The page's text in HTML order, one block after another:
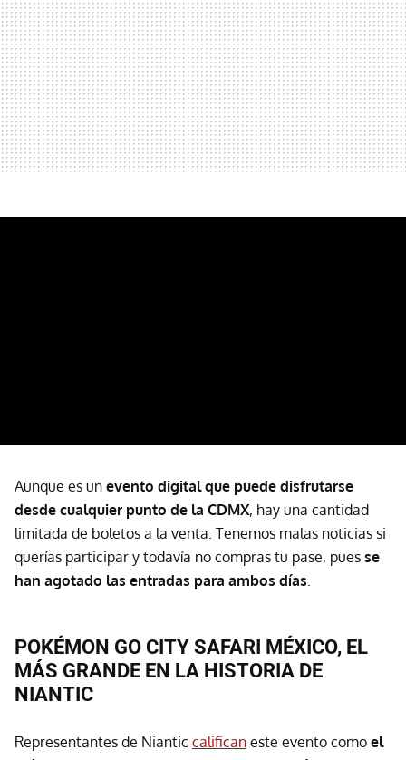
Aunque es un evento digital que puede disfrutarse
desde cualquier punto de la CDMX, hay una cantidad
limitada de boletos a la venta. Tenemos malas noticias si
querías participar y todavía no compras tu pase, pues se
han agotado las entradas para ambos días.
POKÉMON GO CITY SAFARI MÉXICO, EL
MÁS GRANDE EN LA HISTORIA DE
NIANTIC
Representantes de Niantic califican este evento como el